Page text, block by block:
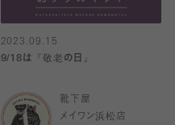
2023.09.15
9/18は『敬老の日』
靴下屋
メイワン浜松店